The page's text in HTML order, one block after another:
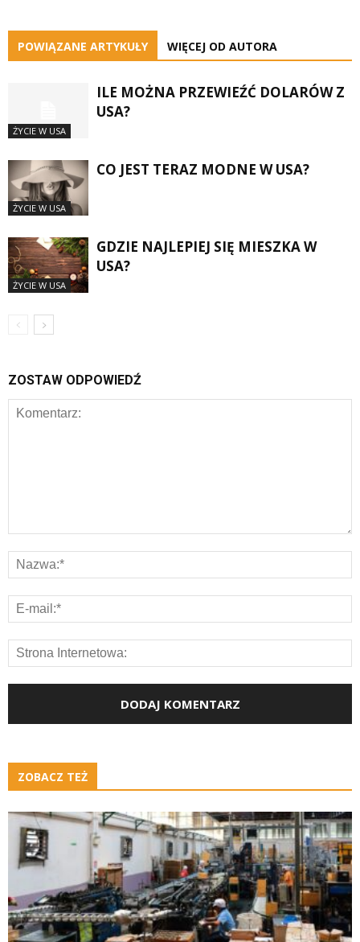
POWIĄZANE ARTYKUŁY WIĘCEJ OD AUTORA
ŻYCIE W USA
ILE MOŻNA PRZEWIEŹĆ DOLARÓW Z
USA?
ŻYCIE W USA
CO JEST TERAZ MODNE W USA?
ŻYCIE W USA
GDZIE NAJLEPIEJ SIĘ MIESZKA W
USA?
ZOSTAW ODPOWIEDŹ
ZOBACZ TEŻ